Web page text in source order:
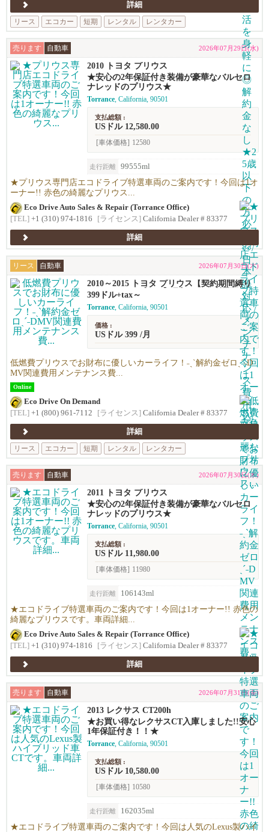
詳細
リース
エコカー 短期 レンタル レンタカー
売ります 自動車 2026年07月29日(水)
2010 トヨタ プリウス
★安心の2年保証付き装備が豪華なバルセロ
ナレッドのプリウス★
Torrance, California, 90501
支払総額 :
USドル 12,580.00
[車体価格] 12580
走行距離 99555ml
★プリウス専門店エコドライブ特選車両のご案内です！今回は1オ
ーナー!! 赤色の綺麗なプリウス...
Eco Drive Auto Sales & Repair (Torrance Office)
[TEL] +1 (310) 974-1816 [ライセンス] California Dealer # 83377
詳細
リース 自動車 2026年07月30日(木)
2010～2015 トヨタ プリウス【契約期間縛り
ナシのリースプラン】月額$399～利用可能！
399ドル+tax～
Torrance, California, 90501
価格 :
USドル 399 /月
低燃費プリウスでお財布に優しいカーライフ！˗ˏˋ解約金ゼロˎˊ˗D
MV関連費用メンテナンス費...
Online
Eco Drive On Demand
[TEL] +1 (800) 961-7112 [ライセンス] California Dealer # 83377
詳細
リース
エコカー 短期 レンタル レンタカー
売ります 自動車 2026年07月30日(木)
2011 トヨタ プリウス
★安心の2年保証付き装備が豪華なバルセロ
ナレッドのプリウス★
Torrance, California, 90501
支払総額 :
USドル 11,980.00
[車体価格] 11980
走行距離 106143ml
★エコドライブ特選車両のご案内です！今回は1オーナー!! 赤色の
綺麗なプリウスです。車両詳細...
Eco Drive Auto Sales & Repair (Torrance Office)
[TEL] +1 (310) 974-1816 [ライセンス] California Dealer # 83377
詳細
売ります 自動車 2026年07月31日(金)
2013 レクサス CT200h
★お買い得なレクサスCT入庫しました!!安心
1年保証付き！！★
Torrance, California, 90501
支払総額 :
USドル 10,580.00
[車体価格] 10580
走行距離 162035ml
★エコドライブ特選車両のご案内です！今回は人気のLexus製ハイ